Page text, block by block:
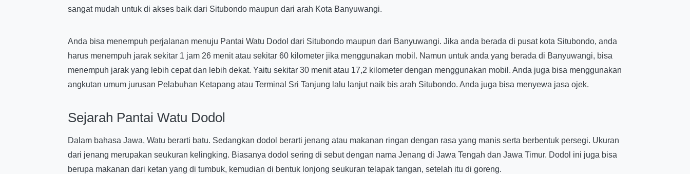
sangat mudah untuk di akses baik dari Situbondo maupun dari arah Kota Banyuwangi.
Anda bisa menempuh perjalanan menuju Pantai Watu Dodol dari Situbondo maupun dari Banyuwangi. Jika anda berada di pusat kota Situbondo, anda
harus menempuh jarak sekitar 1 jam 26 menit atau sekitar 60 kilometer jika menggunakan mobil. Namun untuk anda yang berada di Banyuwangi, bisa
menempuh jarak yang lebih cepat dan lebih dekat. Yaitu sekitar 30 menit atau 17,2 kilometer dengan menggunakan mobil. Anda juga bisa menggunakan
angkutan umum jurusan Pelabuhan Ketapang atau Terminal Sri Tanjung lalu lanjut naik bis arah Situbondo. Anda juga bisa menyewa jasa ojek.
Sejarah Pantai Watu Dodol
Dalam bahasa Jawa, Watu berarti batu. Sedangkan dodol berarti jenang atau makanan ringan dengan rasa yang manis serta berbentuk persegi. Ukuran
dari jenang merupakan seukuran kelingking. Biasanya dodol sering di sebut dengan nama Jenang di Jawa Tengah dan Jawa Timur. Dodol ini juga bisa
berupa makanan dari ketan yang di tumbuk, kemudian di bentuk lonjong seukuran telapak tangan, setelah itu di goreng.